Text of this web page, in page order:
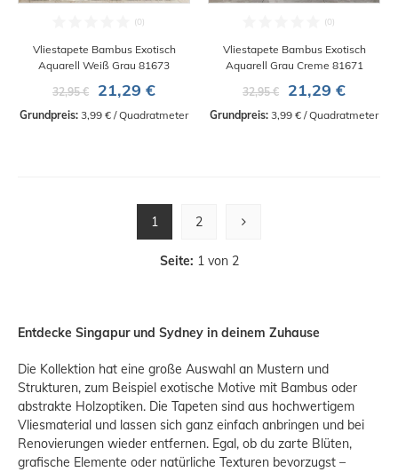
Vliestapete Bambus Exotisch
Aquarell Weiß Grau 81673
32,95 €
21,29 €
Grundpreis: 3,99 € / Quadratmeter
Vliestapete Bambus Exotisch
Aquarell Grau Creme 81671
32,95 €
21,29 €
Grundpreis: 3,99 € / Quadratmeter
1 2
Seite: 1 von 2
Entdecke Singapur und Sydney in deinem Zuhause
Die Kollektion hat eine große Auswahl an Mustern und
Strukturen, zum Beispiel exotische Motive mit Bambus oder
abstrakte Holzoptiken. Die Tapeten sind aus hochwertigem
Vliesmaterial und lassen sich ganz einfach anbringen und bei
Renovierungen wieder entfernen. Egal, ob du zarte Blüten,
grafische Elemente oder natürliche Texturen bevorzugst –